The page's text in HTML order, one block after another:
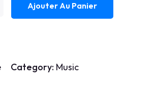
Ajouter Au Panier
Category: Music